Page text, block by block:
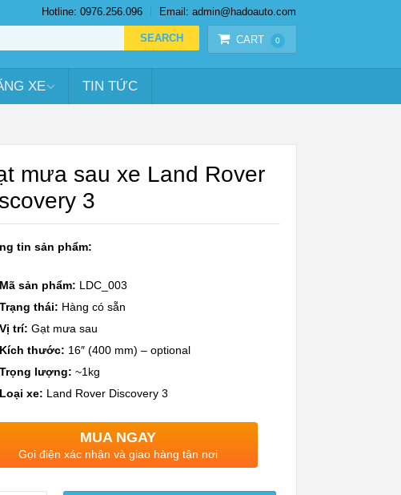
Hotline: 0976.256.096 Email: admin@hadoauto.com
CART 0
XE TIN TỨC
mưa sau xe Land Rover
3
tin sản phẩm:
Mã sản phẩm: LDC_003
Trạng thái: Hàng có sẵn
Vị trí: Gạt mưa sau
Kích thước: 16″ (400 mm) – optional
Trọng lượng: ~1kg
Loại xe: Land Rover Discovery 3
MUA NGAY
Gọi điện xác nhận và giao hàng tận nơi